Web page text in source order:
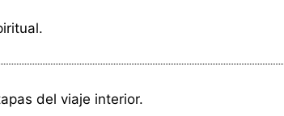
del viaje interior.